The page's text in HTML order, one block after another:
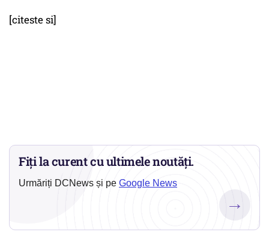
[citeste si]
Fiți la curent cu ultimele noutăți.
Urmăriți DCNews și pe Google News
→